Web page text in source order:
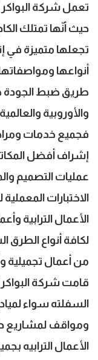
تعمل شركة
حيث أنّها تمتلك
تجعلها متميزة في
أنواعها
طريق ضبط الجودة
والأوروبية
فجميع خدمات
إشراف أفضل
عمليات التصميم
الاختبارات
الأعمال الترابية
لكافة أنواع الطرق
من أعمال تجميلية
قامت شركة
السفلته سواء
ومواقف لمشاريع
الأعمال الترابيه